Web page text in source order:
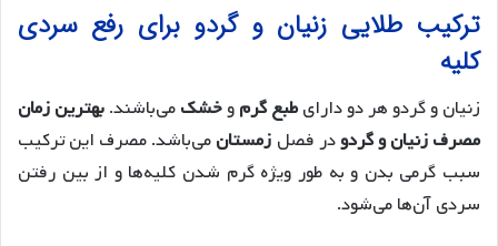
ترکیب طلایی زنیان و گردو برای رفع سردی
کلیه
زنیان و گردو هر دو دارایطبع گرموخشکمی‌باشند.بهترین زمان
مصرف زنیان و گردودر فصل زمستانمی‌باشد. مصرف این ترکیب
سبب گرمی بدن و به طور ویژه گرم شدن کلیه‌ها و از بین رفتن
سردی آن‌ها می‌شود.